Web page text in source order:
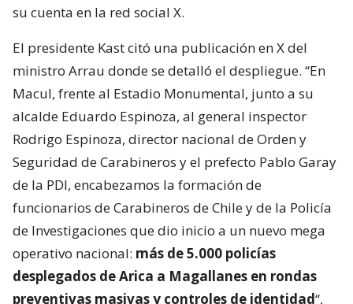
su cuenta en la red social X.
El presidente Kast citó una publicación en X del
ministro Arrau donde se detalló el despliegue. “En
Macul, frente al Estadio Monumental, junto a su
alcalde Eduardo Espinoza, al general inspector
Rodrigo Espinoza, director nacional de Orden y
Seguridad de Carabineros y el prefecto Pablo Garay
de la PDI, encabezamos la formación de
funcionarios de Carabineros de Chile y de la Policía
de Investigaciones que dio inicio a un nuevo mega
operativo nacional: más de 5.000 policías
desplegados de Arica a Magallanes en rondas
preventivas masivas y controles de identidad“,